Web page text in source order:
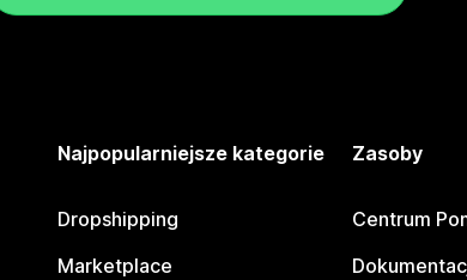
Najpopularniejsze kategorie
Dropshipping
Marketplace
Zasoby
Centrum